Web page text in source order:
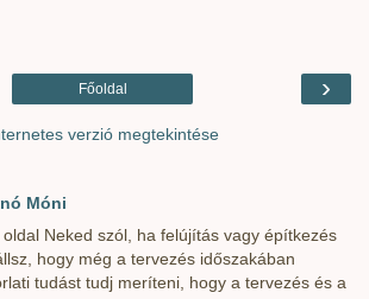
›
Főoldal
verzió megtekintése
Móni
oldal Neked szól, ha felújítás vagy építkezés
hogy még a tervezés időszakában
tudást tudj meríteni, hogy a tervezés és a